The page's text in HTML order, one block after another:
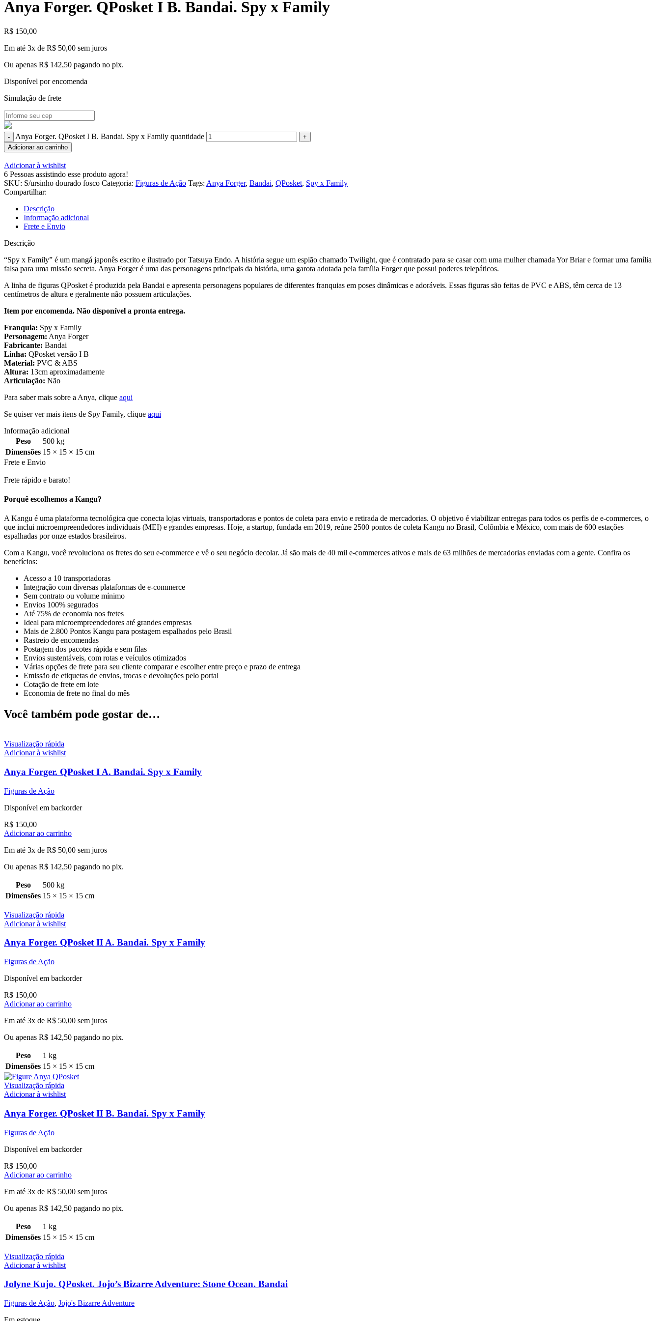
Anya Forger. QPosket I B. Bandai. Spy x Family
R$ 150,00
Em até 3x de R$ 50,00 sem juros
Ou apenas R$ 142,50 pagando no pix.
Disponível por encomenda
Simulação de frete
Anya Forger. QPosket I B. Bandai. Spy x Family quantidade
Adicionar ao carrinho
Adicionar à wishlist
6 Pessoas assistindo esse produto agora!
SKU: S/ursinho dourado fosco Categoria: Figuras de Ação Tags: Anya Forger, Bandai, QPosket, Spy x Family
Compartilhar:
Descrição
Informação adicional
Frete e Envio
Descrição
“Spy x Family” é um mangá japonês escrito e ilustrado por Tatsuya Endo. A história segue um espião chamado Twilight, que é contratado para se casar com uma mulher chamada Yor Briar e formar uma família
falsa para uma missão secreta. Anya Forger é uma das personagens principais da história, uma garota adotada pela família Forger que possui poderes telepáticos.
A linha de figuras QPosket é produzida pela Bandai e apresenta personagens populares de diferentes franquias em poses dinâmicas e adoráveis. Essas figuras são feitas de PVC e ABS, têm cerca de 13
centímetros de altura e geralmente não possuem articulações.
Item por encomenda. Não disponível a pronta entrega.
Franquia: Spy x Family
Personagem: Anya Forger
Fabricante: Bandai
Linha: QPosket versão I B
Material: PVC & ABS
Altura: 13cm aproximadamente
Articulação: Não
Para saber mais sobre a Anya, clique aqui
Se quiser ver mais itens de Spy Family, clique aqui
Informação adicional
Peso
500 kg
Dimensões 15 × 15 × 15 cm
Frete e Envio
Frete rápido e barato!
Porquê escolhemos a Kangu?
A Kangu é uma plataforma tecnológica que conecta lojas virtuais, transportadoras e pontos de coleta para envio e retirada de mercadorias. O objetivo é viabilizar entregas para todos os perfis de e-commerces, o
que inclui microempreendedores individuais (MEI) e grandes empresas. Hoje, a startup, fundada em 2019, reúne 2500 pontos de coleta Kangu no Brasil, Colômbia e México, com mais de 600 estações
espalhadas por onze estados brasileiros.
Com a Kangu, você revoluciona os fretes do seu e-commerce e vê o seu negócio decolar. Já são mais de 40 mil e-commerces ativos e mais de 63 milhões de mercadorias enviadas com a gente. Confira os
benefícios:
Acesso a 10 transportadoras
Integração com diversas plataformas de e-commerce
Sem contrato ou volume mínimo
Envios 100% segurados
Até 75% de economia nos fretes
Ideal para microempreendedores até grandes empresas
Mais de 2.800 Pontos Kangu para postagem espalhados pelo Brasil
Rastreio de encomendas
Postagem dos pacotes rápida e sem filas
Envios sustentáveis, com rotas e veículos otimizados
Várias opções de frete para seu cliente comparar e escolher entre preço e prazo de entrega
Emissão de etiquetas de envios, trocas e devoluções pelo portal
Cotação de frete em lote
Economia de frete no final do mês
Você também pode gostar de…
Visualização rápida
Adicionar à wishlist
Anya Forger. QPosket I A. Bandai. Spy x Family
Figuras de Ação
Disponível em backorder
R$ 150,00
Adicionar ao carrinho
Em até 3x de R$ 50,00 sem juros
Ou apenas R$ 142,50 pagando no pix.
Peso
500 kg
Dimensões 15 × 15 × 15 cm
Visualização rápida
Adicionar à wishlist
Anya Forger. QPosket II A. Bandai. Spy x Family
Figuras de Ação
Disponível em backorder
R$ 150,00
Adicionar ao carrinho
Em até 3x de R$ 50,00 sem juros
Ou apenas R$ 142,50 pagando no pix.
Peso
1 kg
Dimensões 15 × 15 × 15 cm
Visualização rápida
Adicionar à wishlist
Anya Forger. QPosket II B. Bandai. Spy x Family
Figuras de Ação
Disponível em backorder
R$ 150,00
Adicionar ao carrinho
Em até 3x de R$ 50,00 sem juros
Ou apenas R$ 142,50 pagando no pix.
Peso
1 kg
Dimensões 15 × 15 × 15 cm
Visualização rápida
Adicionar à wishlist
Jolyne Kujo. QPosket. Jojo’s Bizarre Adventure: Stone Ocean. Bandai
Figuras de Ação, Jojo's Bizarre Adventure